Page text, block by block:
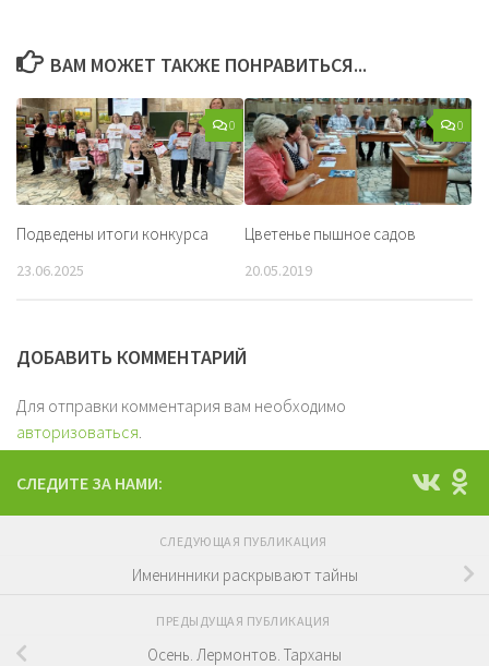
ВАМ МОЖЕТ ТАКЖЕ ПОНРАВИТЬСЯ...
0
Подведены итоги конкурса
23.06.2025
0
Цветенье пышное садов
20.05.2019
ДОБАВИТЬ КОММЕНТАРИЙ
Для отправки комментария вам необходимо
авторизоваться.
СЛЕДИТЕ ЗА НАМИ:
СЛЕДУЮЩАЯ ПУБЛИКАЦИЯ
Именинники раскрывают тайны
ПРЕДЫДУЩАЯ ПУБЛИКАЦИЯ
Осень. Лермонтов. Тарханы